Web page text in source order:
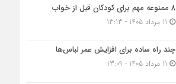
۸ ممنوعه مهم برای کودکان قبل از خواب
چند راه ساده برای افزایش عمر لباس‌ها